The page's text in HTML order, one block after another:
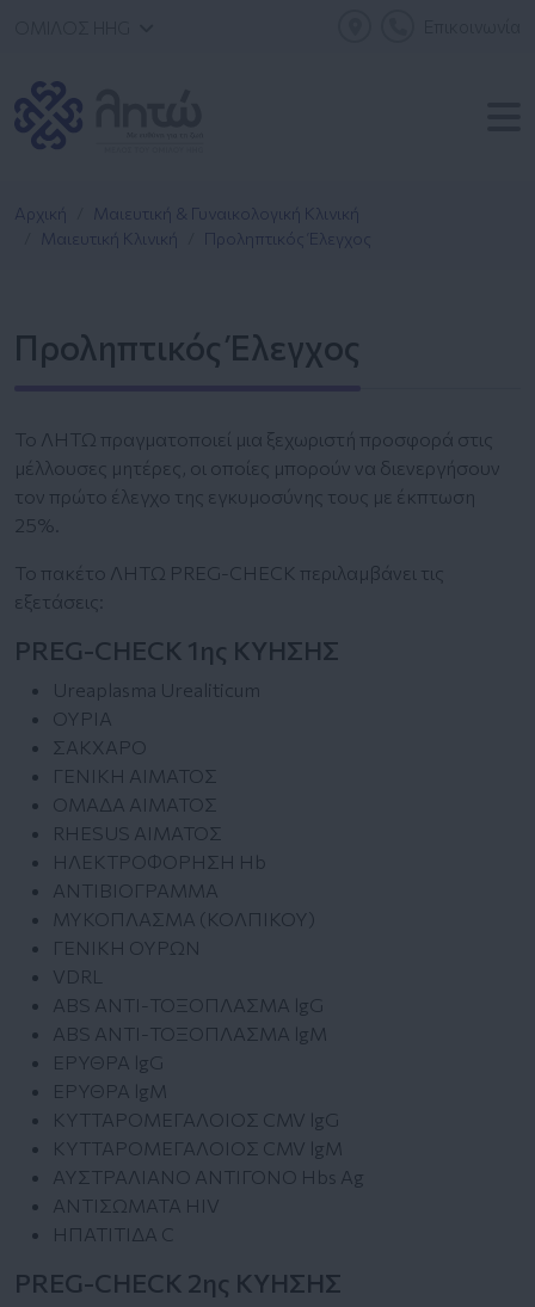
Αρχική
Μαιευτική & Γυναικολογική Κλινική
Μαιευτική Κλινική
Προληπτικός Έλεγχος
Προληπτικός Έλεγχος
Το ΛΗΤΩ πραγματοποιεί μια ξεχωριστή προσφορά στις
μέλλουσες μητέρες, οι οποίες μπορούν να διενεργήσουν
τον πρώτο έλεγχο της εγκυμοσύνης τους με έκπτωση
25%.
Το πακέτο ΛΗΤΩ PREG-CHECK περιλαμβάνει τις
εξετάσεις:
PREG-CHECK 1ης ΚΥΗΣΗΣ
Ureaplasma Urealiticum
ΟΥΡΙΑ
ΣΑΚΧΑΡΟ
ΓΕΝΙΚΗ ΑΙΜΑΤΟΣ
ΟΜΑΔΑ ΑΙΜΑΤΟΣ
RHESUS ΑΙΜΑΤΟΣ
ΗΛΕΚΤΡΟΦΟΡΗΣΗ Hb
ΑΝΤΙΒΙΟΓΡΑΜΜΑ
ΜΥΚΟΠΛΑΣΜΑ (ΚΟΛΠΙΚΟΥ)
ΓΕΝΙΚΗ ΟΥΡΩΝ
VDRL
ABS ΑΝΤΙ-ΤΟΞΟΠΛΑΣΜΑ lgG
ABS ΑΝΤΙ-ΤΟΞΟΠΛΑΣΜΑ lgM
ΕΡΥΘΡΑ lgG
ΕΡΥΘΡΑ lgM
ΚΥΤΤΑΡΟΜΕΓΑΛΟΙΟΣ CMV lgG
ΚΥΤΤΑΡΟΜΕΓΑΛΟΙΟΣ CMV lgM
ΑΥΣΤΡΑΛΙΑΝΟ ΑΝΤΙΓΟΝΟ Hbs Ag
ΑΝΤΙΣΩΜΑΤΑ HIV
ΗΠΑΤΙΤΙΔΑ C
PREG-CHECK 2ης ΚΥΗΣΗΣ